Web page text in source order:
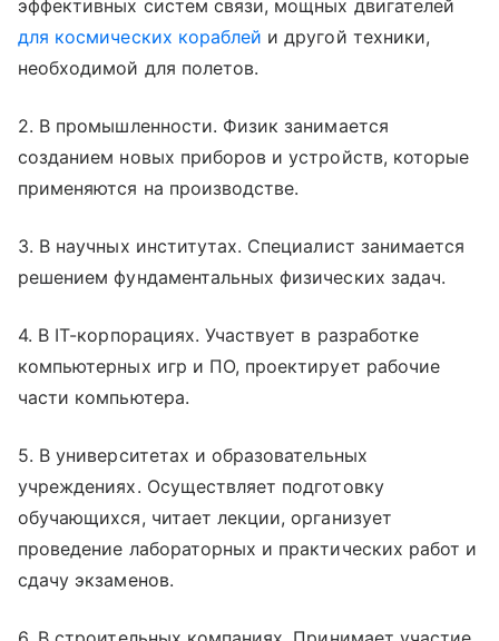
эффективных систем связи, мощных двигателей
для космических кораблей и другой техники,
необходимой для полетов.
2. В промышленности. Физик занимается
созданием новых приборов и устройств, которые
применяются на производстве.
3. В научных институтах. Специалист занимается
решением фундаментальных физических задач.
4. В IT-корпорациях. Участвует в разработке
компьютерных игр и ПО, проектирует рабочие
части компьютера.
5. В университетах и образовательных
учреждениях. Осуществляет подготовку
обучающихся, читает лекции, организует
проведение лабораторных и практических работ и
сдачу экзаменов.